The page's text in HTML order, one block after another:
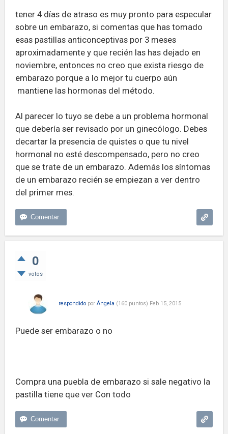
tener 4 días de atraso es muy pronto para especular
sobre un embarazo, si comentas que has tomado
esas pastillas anticonceptivas por 3 meses
aproximadamente y que recién las has dejado en
noviembre, entonces no creo que exista riesgo de
embarazo porque a lo mejor tu cuerpo aún
mantiene las hormonas del método.
Al parecer lo tuyo se debe a un problema hormonal
que debería ser revisado por un ginecólogo. Debes
decartar la presencia de quistes o que tu nivel
hormonal no esté descompensado, pero no creo
que se trate de un embarazo. Además los síntomas
de un embarazo recién se empiezan a ver dentro
del primer mes.
0
votos
respondido por Ángela (160 puntos) Feb 15, 2015
Puede ser embarazo o no
Compra una puebla de embarazo si sale negativo la
pastilla tiene que ver Con todo